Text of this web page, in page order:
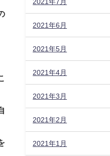
2021年6月
2021年5月
2021年4月
2021年3月
2021年2月
2021年1月